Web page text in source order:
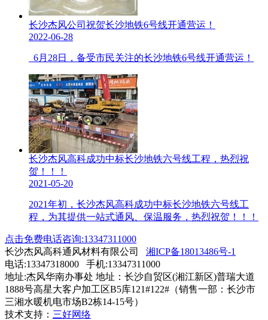
长沙杰风公司祝贺长沙地铁6号线开通营运！
2022-06-28
6月28日，备受市民关注的长沙地铁6号线开通营运！
长沙杰风高科成功中标长沙地铁六号线工程，热烈祝
贺！！！
2021-05-20
2021年初，长沙杰风高科成功中标长沙地铁六号线工
程，为其提供一站式通风、保温服务，热烈祝贺！！！
点击免费电话咨询:13347311000
长沙杰风高科通风材料有限公司 湘ICP备18013486号-1
电话:13347318000 手机:13347311000
地址:杰风华南办事处 地址：长沙自贸区(湘江新区)普瑞大道
1888号高星大客户加工区B5库121#122#（销售一部：长沙市
三湘水暖机电市场B2栋14-15号）
技术支持： 三好网络